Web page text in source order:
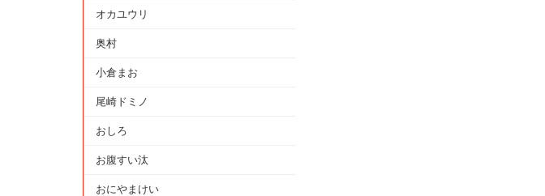
オカユウリ
奥村
小倉まお
尾崎ドミノ
おしろ
お腹すい汰
おにやまけい